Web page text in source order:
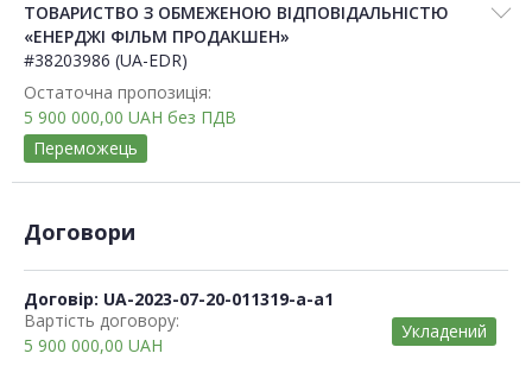
ТОВАРИСТВО З ОБМЕЖЕНОЮ ВІДПОВІДАЛЬНІСТЮ
«ЕНЕРДЖІ ФІЛЬМ ПРОДАКШЕН»
#38203986 (UA-EDR)
Остаточна пропозиція:
5 900 000,00 UAH без ПДВ
Переможець
Договори
Договір: UA-2023-07-20-011319-a-a1
Вартість договору:
5 900 000,00 UAH
Укладений